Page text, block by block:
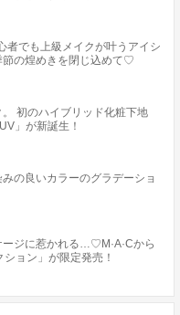
者でも上級メイクが叶うアイシ
節の煌めきを閉じ込めて♡
初のハイブリッド化粧下地
」が新誕生！
の良いカラーのグラデーショ
ージに惹かれる…♡M·A·Cから
ション」が限定発売！